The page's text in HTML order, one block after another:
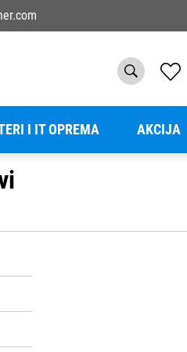
I IT OPREMA AKCIJA